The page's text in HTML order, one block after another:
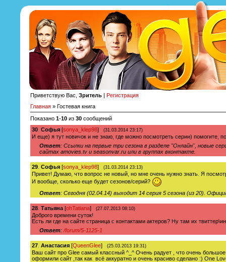
Приветствую Вас, Зритель | Регистрация
Главная » Гостевая книга
Показано 1-10 из 30 сообщений
30 Софья [sonya_klep98] (31.03.2014 23:17)
И еще) я тут новичок и не знаю, где можно посмотреть серии) помогите,
Ответ: Ссылки на первые три сезона в разделе "Онлайн", новые
сайтах amovies.tv и seasonvar.ru или в группах вконтакте.
29 Софья [sonya_klep98] (31.03.2014 23:13)
Привет! Думаю, что вопрос не новый, но мне очень нужно знать. Я
И вообще, сколько еще будет сезонов/серий?
Ответ: Сегодня (02.04.14) выходит 14 серия 5 сезона (из 20).
28 Татьяна [ohTatiana] (27.07.2013 08:10)
Доброго времени суток!
Есть ли где на сайте страница с контактами актеров? Ну там их
Ответ: /forum/5-1125-1
27 Анастасия [QueenGlee] (25.03.2013 19:31)
Ваш сайт про Glee самый классный ^_^ Очень радует , что очень
оформили сайт ,так как всё аккуратно и очень красиво сделано :) One